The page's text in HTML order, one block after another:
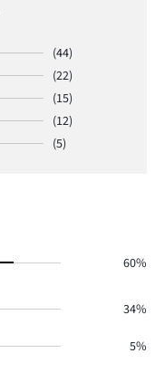
(44)
(22)
(15)
(12)
(5)
60%
34%
5%